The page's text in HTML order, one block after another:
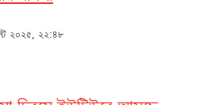
২০২৫, ২২:৪৮